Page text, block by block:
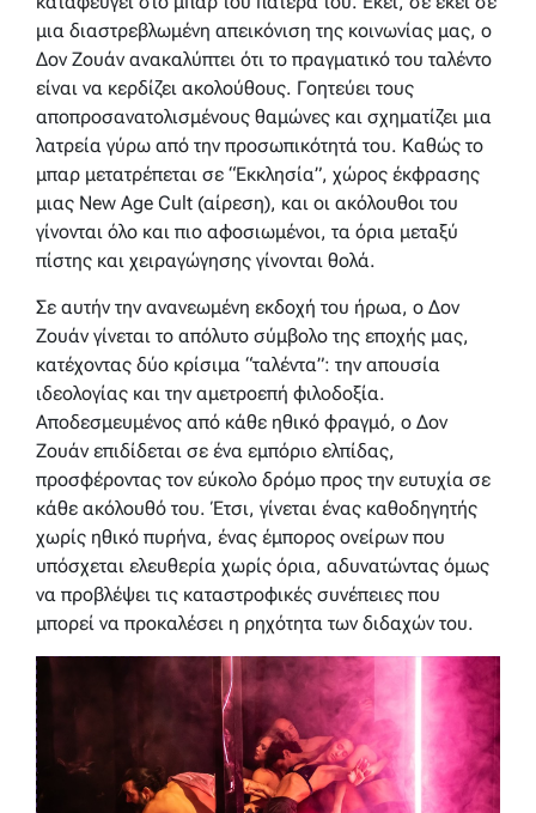
μια διαστρεβλωμένη απεικόνιση της κοινωνίας μας, ο
Δον Ζουάν ανακαλύπτει ότι το πραγματικό του ταλέντο
είναι να κερδίζει ακολούθους. Γοητεύει τους
αποπροσανατολισμένους θαμώνες και σχηματίζει μια
λατρεία γύρω από την προσωπικότητά του. Καθώς το
μπαρ μετατρέπεται σε “Εκκλησία”, χώρος έκφρασης
μιας New Age Cult (αίρεση), και οι ακόλουθοι του
γίνονται όλο και πιο αφοσιωμένοι, τα όρια μεταξύ
πίστης και χειραγώγησης γίνονται θολά.
Σε αυτήν την ανανεωμένη εκδοχή του ήρωα, ο Δον
Ζουάν γίνεται το απόλυτο σύμβολο της εποχής μας,
κατέχοντας δύο κρίσιμα “ταλέντα”: την απουσία
ιδεολογίας και την αμετροεπή φιλοδοξία.
Αποδεσμευμένος από κάθε ηθικό φραγμό, ο Δον
Ζουάν επιδίδεται σε ένα εμπόριο ελπίδας,
προσφέροντας τον εύκολο δρόμο προς την ευτυχία σε
κάθε ακόλουθό του. Έτσι, γίνεται ένας καθοδηγητής
χωρίς ηθικό πυρήνα, ένας έμπορος ονείρων που
υπόσχεται ελευθερία χωρίς όρια, αδυνατώντας όμως
να προβλέψει τις καταστροφικές συνέπειες που
μπορεί να προκαλέσει η ρηχότητα των διδαχών του.